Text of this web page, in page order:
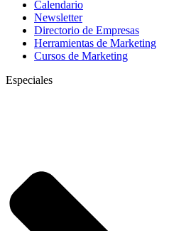
Calendario
Newsletter
Directorio de Empresas
Herramientas de Marketing
Cursos de Marketing
Especiales